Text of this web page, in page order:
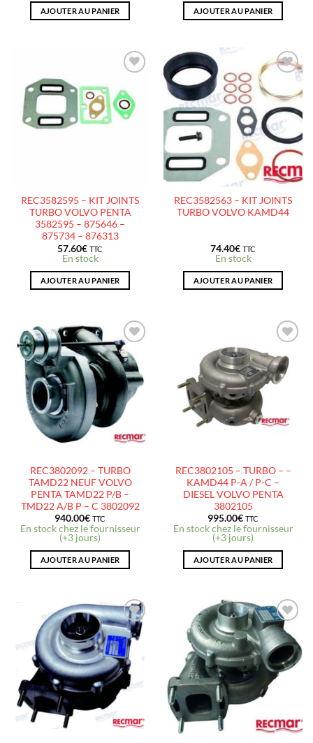
AJOUTER AU PANIER AJOUTER AU PANIER
AJOUTER
À LA
LISTE
D’ENVIES
REC3582595 – KIT JOINTS
TURBO VOLVO PENTA
3582595 – 875646 –
875734 – 876313
57.60€ TTC
En stock
AJOUTER AU PANIER
AJOUTER
À LA
LISTE
D’ENVIES
REC3582563 – KIT JOINTS
TURBO VOLVO KAMD44
74.40€ TTC
En stock
AJOUTER AU PANIER
AJOUTER
À LA
LISTE
D’ENVIES
REC3802092 – TURBO
TAMD22 NEUF VOLVO
PENTA TAMD22 P/B –
TMD22 A/B P – C 3802092
940.00€ TTC
En stock chez le fournisseur
(+3 jours)
AJOUTER AU PANIER
AJOUTER
À LA
LISTE
D’ENVIES
REC3802105 – TURBO – –
KAMD44 P-A / P-C –
DIESEL VOLVO PENTA
3802105
995.00€ TTC
En stock chez le fournisseur
(+3 jours)
AJOUTER AU PANIER
AJOUTER
À LA
LISTE
D’ENVIES
AJOUTER
À LA
LISTE
D’ENVIES